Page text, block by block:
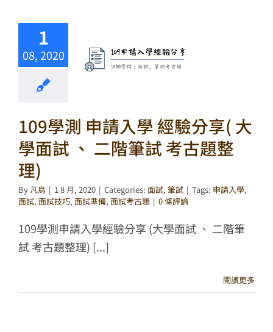
1
08, 2020
109學測 申請入學 經驗分享( 大
學面試 、 二階筆試 考古題整
理)
By 凡鳥 | 1 8 月, 2020 | Categories: 面試, 筆試 | Tags: 申請入學,
面試, 面試技巧, 面試準備, 面試考古題 | 0 條評論
109學測申請入學經驗分享 (大學面試 、 二階筆
試 考古題整理) [...]
閱讀更多